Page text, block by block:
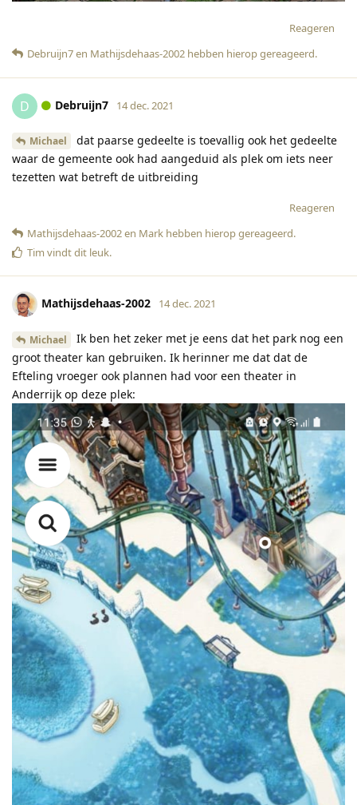
Reageren
Debruijn7en Mathijsdehaas-2002 hebben hierop gereageerd.
D Debruijn7 14 dec. 2021
Michael
dat paarse gedeelte is toevallig ook het gedeelte
waar de gemeente ook had aangeduid als plek om iets neer
tezetten wat betreft de uitbreiding
Reageren
Mathijsdehaas-2002en Mark hebben hierop gereageerd.
Tim vindt dit leuk.
Mathijsdehaas-2002 14 dec. 2021
Michael
Ik ben het zeker met je eens dat het park nog een
groot theater kan gebruiken. Ik herinner me dat dat de
Efteling vroeger ook plannen had voor een theater in
Anderrijk op deze plek: